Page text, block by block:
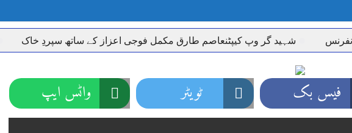
شہید گر وپ کیپٹنعاصم طارق مکمل فوجی اعزاز کے ساتھ سپردِ خاک وزیر
فیس بک ٹویٹر واٹس ایپ